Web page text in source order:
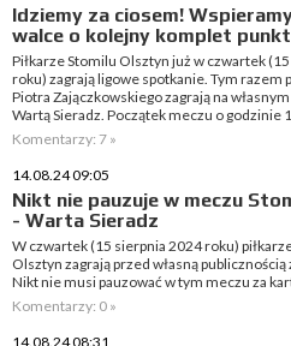
Idziemy za ciosem!
walce o kolejny komplet
Piłkarze Stomilu Olsztyn już w czwartek
roku) zagrają ligowe spotkanie. Tym razem
Piotra Zajączkowskiego zagrają na
Wartą Sieradz. Początek meczu o godzinie
Komentarzy: 7 »
14.08.24 09:05
Nikt nie pauzuje w meczu
- Warta Sieradz
W czwartek (15 sierpnia 2024 roku)
Olsztyn zagrają przed własną publicznością
Nikt nie musi pauzować w tym meczu za
Komentarzy: 0 »
14.08.24 08:31